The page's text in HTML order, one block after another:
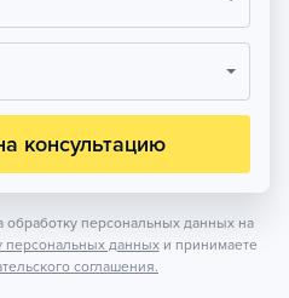
консультацию
персональных данных на
персональных данных и принимаете
соглашения.